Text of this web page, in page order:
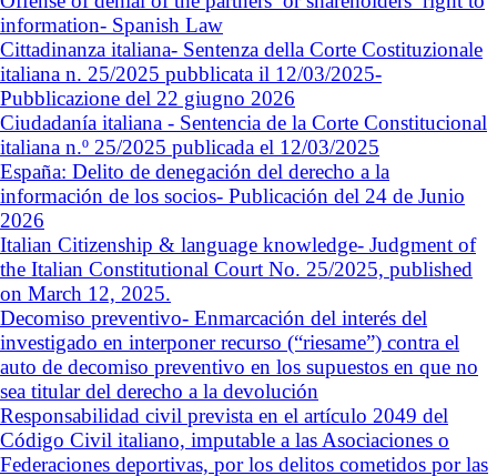
information- Spanish Law
Cittadinanza italiana- Sentenza della Corte Costituzionale
italiana n. 25/2025 pubblicata il 12/03/2025-
Pubblicazione del 22 giugno 2026
Ciudadanía italiana - Sentencia de la Corte Constitucional
italiana n.º 25/2025 publicada el 12/03/2025
España: Delito de denegación del derecho a la
información de los socios- Publicación del 24 de Junio
2026
Italian Citizenship & language knowledge- Judgment of
the Italian Constitutional Court No. 25/2025, published
on March 12, 2025.
Decomiso preventivo- Enmarcación del interés del
investigado en interponer recurso (“riesame”) contra el
auto de decomiso preventivo en los supuestos en que no
sea titular del derecho a la devolución
Responsabilidad civil prevista en el artículo 2049 del
Código Civil italiano, imputable a las Asociaciones o
Federaciones deportivas, por los delitos cometidos por las